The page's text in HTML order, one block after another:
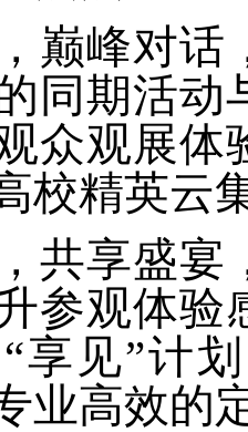
巅峰对话
同期活动
众观展体
校精英云
共享盛宴
参观体验
享见”计
业高效的